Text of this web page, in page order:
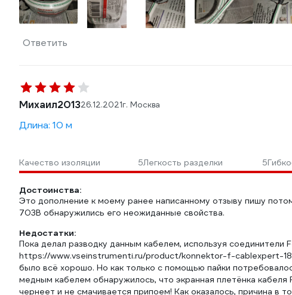
Ответить
Михаил201326.12.2021г. Москва
Длина: 10 м
Качество изоляции 5Легкость разделки 5
Достоинства:
Это дополнение к моему ранее написанному отзыву пишу
703B обнаружились его неожиданные свойства.
Недостатки:
Пока делал разводку данным кабелем, используя соединители
https://www.vseinstrumenti.ru/product/konnektor-f-cablexpert-
было всё хорошо. Но как только с помощью пайки
медным кабелем обнаружилось, что экранная плетёнка кабеля
чернеет и не смачивается припоем! Как оказалось, причина в